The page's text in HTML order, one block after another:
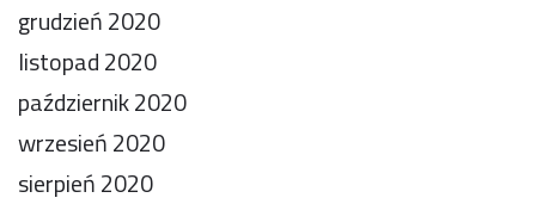
grudzień 2020
listopad 2020
październik 2020
wrzesień 2020
sierpień 2020